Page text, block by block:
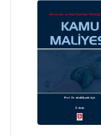
Kişisel
Ekonomi,
Yapay Zeka
İşçi Sağlığı,
Siyaset Bilimi